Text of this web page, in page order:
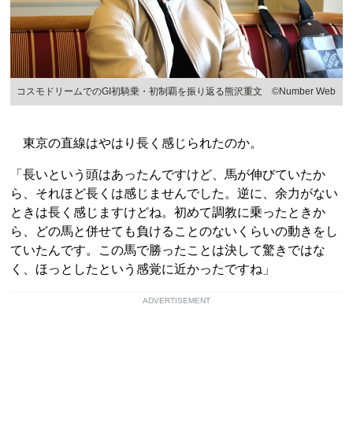
コスモドリームでのGI初騎乗・初制覇を振り返る熊沢重文 ©Number Web
東京の直線はやはり長く感じられたのか。
「長いという頭はあったんですけど、馬が伸びていたか
ら、それほど長くは感じませんでした。逆に、余力がない
ときは長く感じますけどね。初めて調教に乗ったときか
ら、どの馬と併せても負けることのないくらいの動きをし
ていたんです。この馬で勝ったことは決して驚きではな
く、ほっとしたという感覚に近かったですね」
ADVERTISEMENT